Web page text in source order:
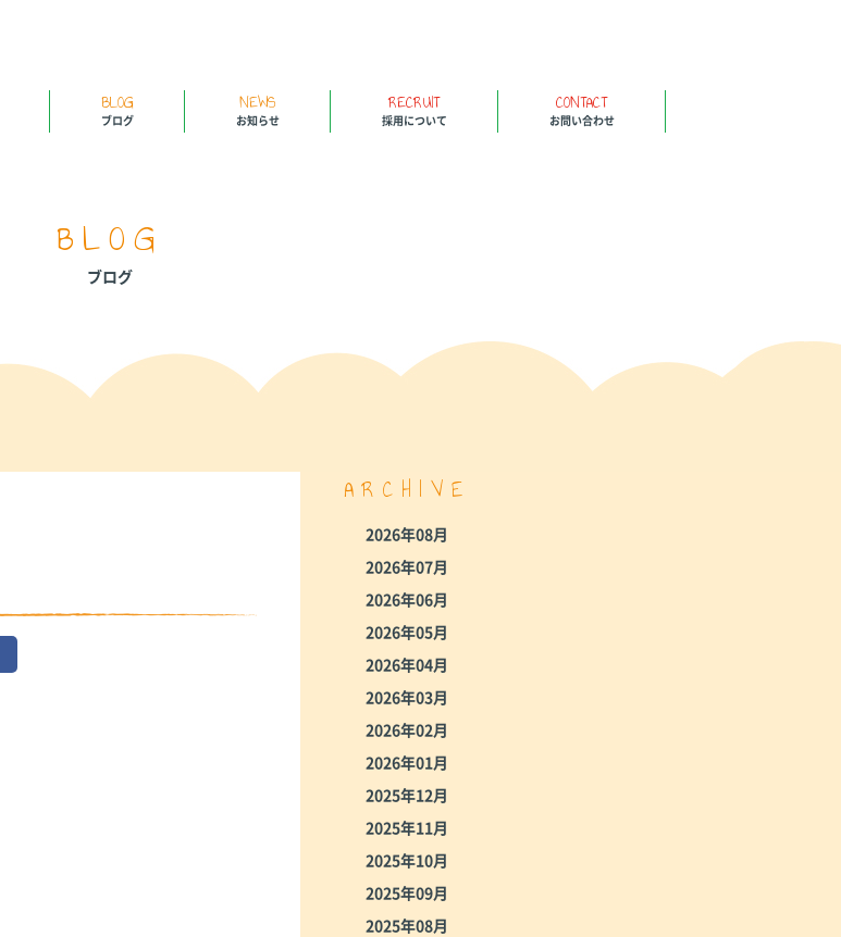
BLOG
ブログ
NEWS
お知らせ
RECRUIT
採用について
CONTACT
お問い合わせ
BLOG
ブログ
ARCHIVE
2026年08月
2026年07月
2026年06月
2026年05月
2026年04月
2026年03月
2026年02月
2026年01月
2025年12月
2025年11月
2025年10月
2025年09月
2025年08月